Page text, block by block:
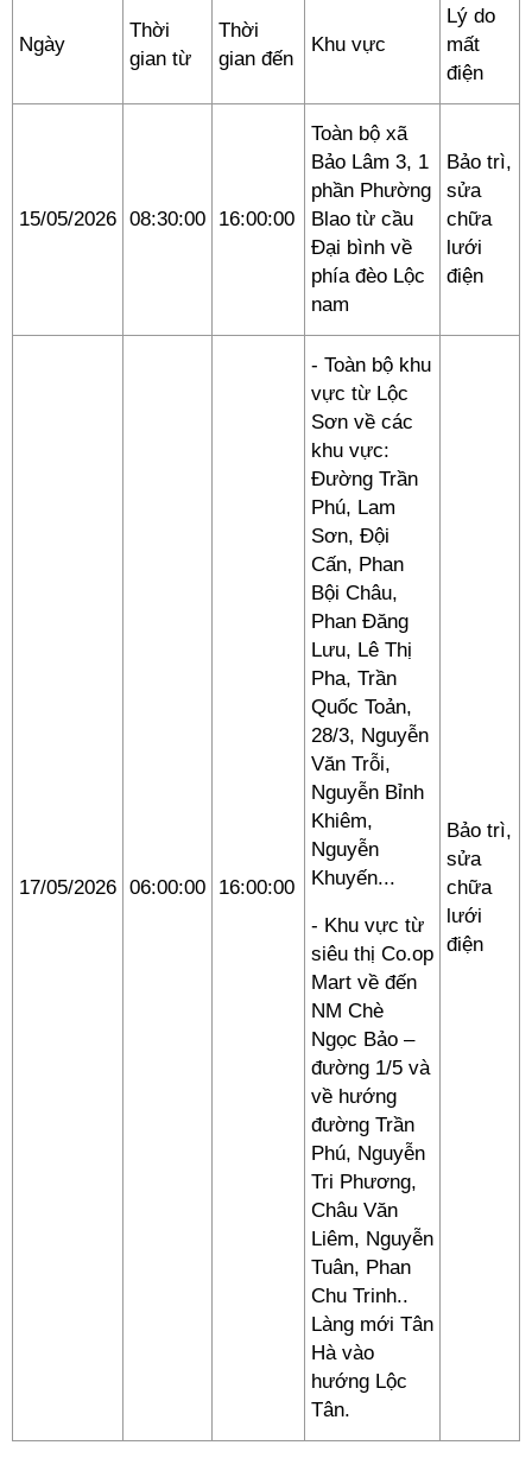
Ngày
Thời
gian từ
Thời
gian đến
Khu vực
Lý do
mất
điện
15/05/2026 08:30:00 16:00:00
Toàn bộ xã
Bảo Lâm 3, 1
phần Phường
Blao từ cầu
Đại bình về
phía đèo Lộc
nam
Bảo trì,
sửa
chữa
lưới
điện
17/05/2026 06:00:00 16:00:00
- Toàn bộ khu
vực từ Lộc
Sơn về các
khu vực:
Đường Trần
Phú, Lam
Sơn, Đội
Cấn, Phan
Bội Châu,
Phan Đăng
Lưu, Lê Thị
Pha, Trần
Quốc Toản,
28/3, Nguyễn
Văn Trỗi,
Nguyễn Bỉnh
Khiêm,
Nguyễn
Khuyến...
- Khu vực từ
siêu thị Co.op
Mart về đến
NM Chè
Ngọc Bảo –
đường 1/5 và
về hướng
đường Trần
Phú, Nguyễn
Tri Phương,
Châu Văn
Liêm, Nguyễn
Tuân, Phan
Chu Trinh..
Làng mới Tân
Hà vào
hướng Lộc
Tân.
Bảo trì,
sửa
chữa
lưới
điện